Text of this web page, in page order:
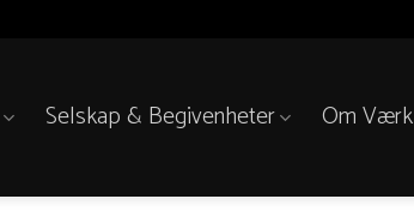
Selskap & Begivenheter Om Værk